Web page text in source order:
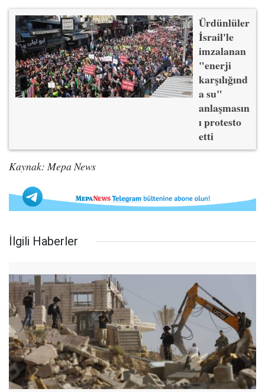
Ürdünlüler
İsrail'le
imzalanan
"enerji
karşılığınd
a su"
anlaşmasın
ı protesto
etti
Kaynak: Mepa News
İlgili Haberler